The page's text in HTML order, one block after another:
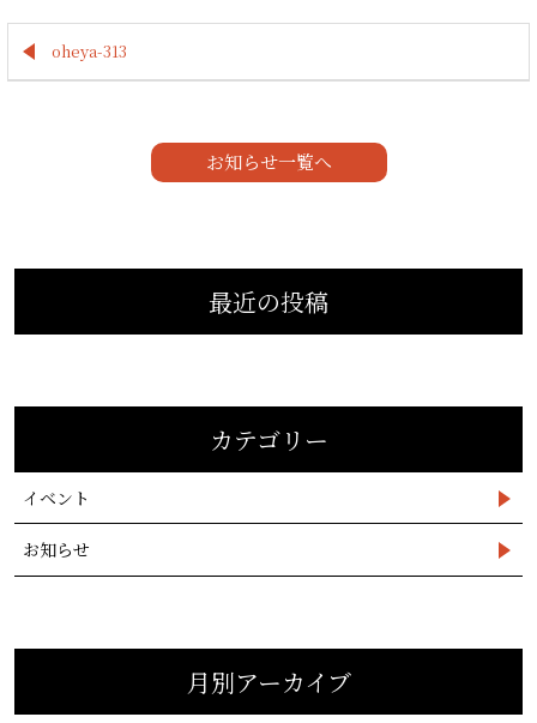
oheya-313
お知らせ一覧へ
最近の投稿
カテゴリー
イベント
お知らせ
月別アーカイブ